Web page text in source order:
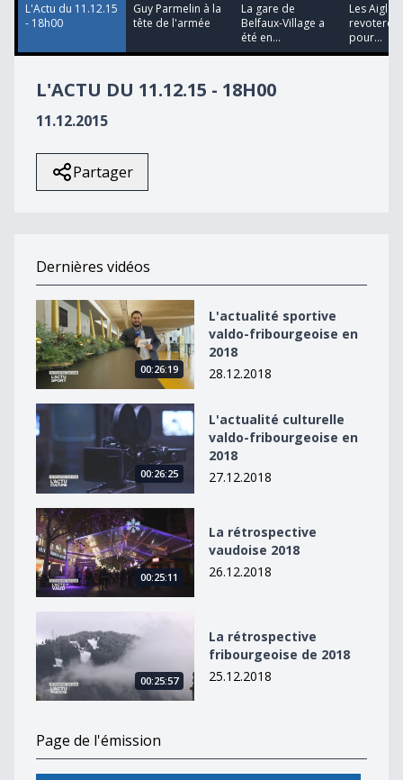
L'Actu du 11.12.15
- 18h00
Guy Parmelin à la
tête de l'armée
La gare de
Belfaux-Village a
été en...
Les
pour...
L'ACTU DU 11.12.15 - 18H00
11.12.2015
Partager
Dernières vidéos
L&#039;actualité sportive valdo-fribourgeoise en 2018
00:26:19
L'actualité sportive
valdo-fribourgeoise en
2018
28.12.2018
L&#039;actualité culturelle valdo-fribourgeoise en
00:26:25
L'actualité culturelle
valdo-fribourgeoise en
2018
27.12.2018
La rétrospective vaudoise 2018
00:25:11
La rétrospective
vaudoise 2018
26.12.2018
00:25:57
La rétrospective
fribourgeoise de 2018
25.12.2018
Page de l'émission